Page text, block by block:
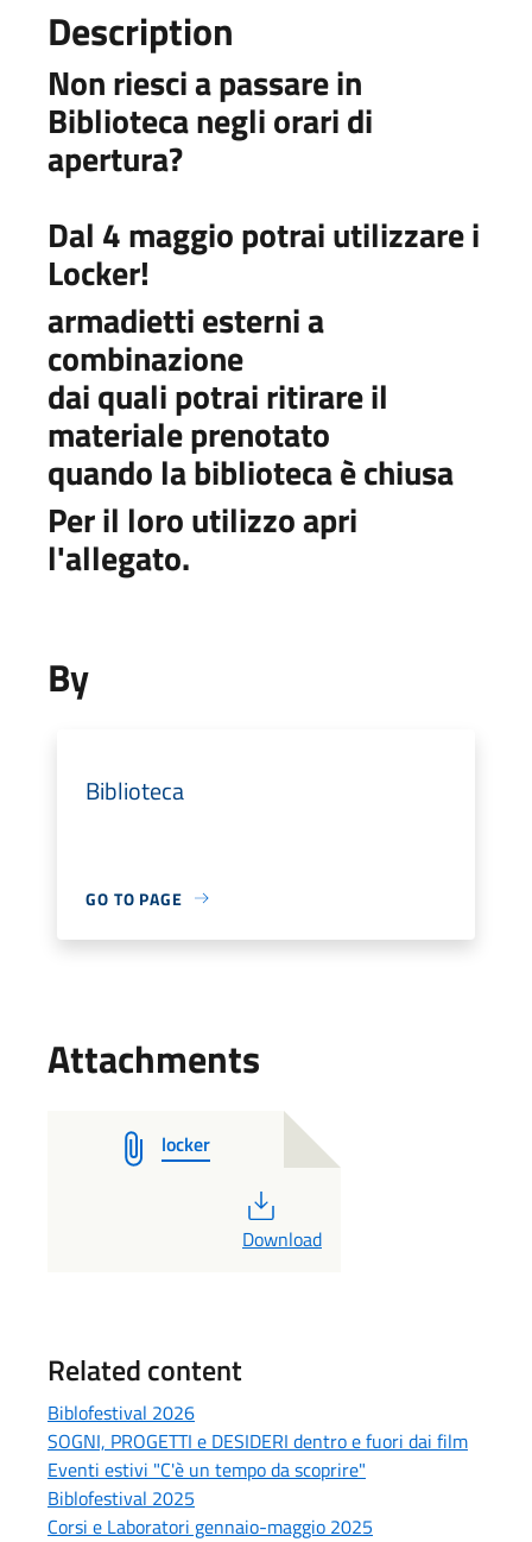
Description
Non riesci a passare in
Biblioteca negli orari di
apertura?
Dal 4 maggio potrai utilizzare i
Locker!
armadietti esterni a
combinazione
dai quali potrai ritirare il
materiale prenotato
quando la biblioteca è chiusa
Per il loro utilizzo apri
l'allegato.
By
Biblioteca
GO TO PAGE
Attachments
locker
PDF
Download
Related content
Biblofestival 2026
SOGNI, PROGETTI e DESIDERI dentro e fuori dai film
Eventi estivi "C'è un tempo da scoprire"
Biblofestival 2025
Corsi e Laboratori gennaio-maggio 2025